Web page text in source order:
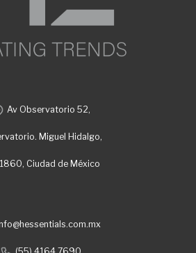
Av Observatorio 52,
Miguel Hidalgo,
Ciudad de México